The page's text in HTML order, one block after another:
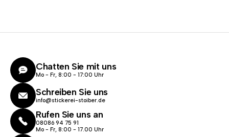
Chatten Sie mit uns
Mo - Fr, 8:00 - 17:00 Uhr
Schreiben Sie uns
info@stickerei-stoiber.de
Rufen Sie uns an
08086 94 75 91
Mo - Fr, 8:00 - 17.00 Uhr